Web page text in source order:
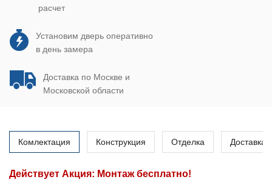
расчет
Установим дверь оперативно
в день замера
Доставка по Москве и
Московской области
Комлектация Конструкция Отделка Доставка
Действует Акция: Монтаж бесплатно!